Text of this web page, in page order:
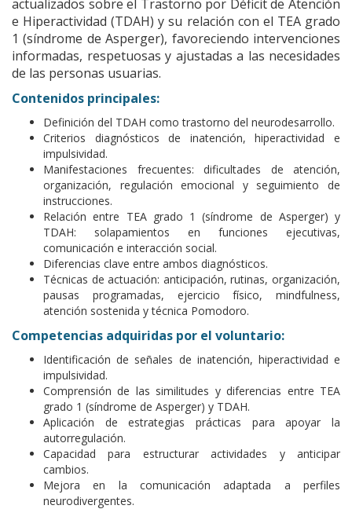
actualizados sobre el Trastorno por Déficit de Atención
e Hiperactividad (TDAH) y su relación con el TEA grado
1 (síndrome de Asperger), favoreciendo intervenciones
informadas, respetuosas y ajustadas a las necesidades
de las personas usuarias.
Contenidos principales:
Definición del TDAH como trastorno del neurodesarrollo.
Criterios diagnósticos de inatención, hiperactividad e
impulsividad.
Manifestaciones frecuentes: dificultades de atención,
organización, regulación emocional y seguimiento de
instrucciones.
Relación entre TEA grado 1 (síndrome de Asperger) y
TDAH: solapamientos en funciones ejecutivas,
comunicación e interacción social.
Diferencias clave entre ambos diagnósticos.
Técnicas de actuación: anticipación, rutinas, organización,
pausas programadas, ejercicio físico, mindfulness,
atención sostenida y técnica Pomodoro.
Competencias adquiridas por el voluntario:
Identificación de señales de inatención, hiperactividad e
impulsividad.
Comprensión de las similitudes y diferencias entre TEA
grado 1 (síndrome de Asperger) y TDAH.
Aplicación de estrategias prácticas para apoyar la
autorregulación.
Capacidad para estructurar actividades y anticipar
cambios.
Mejora en la comunicación adaptada a perfiles
neurodivergentes.